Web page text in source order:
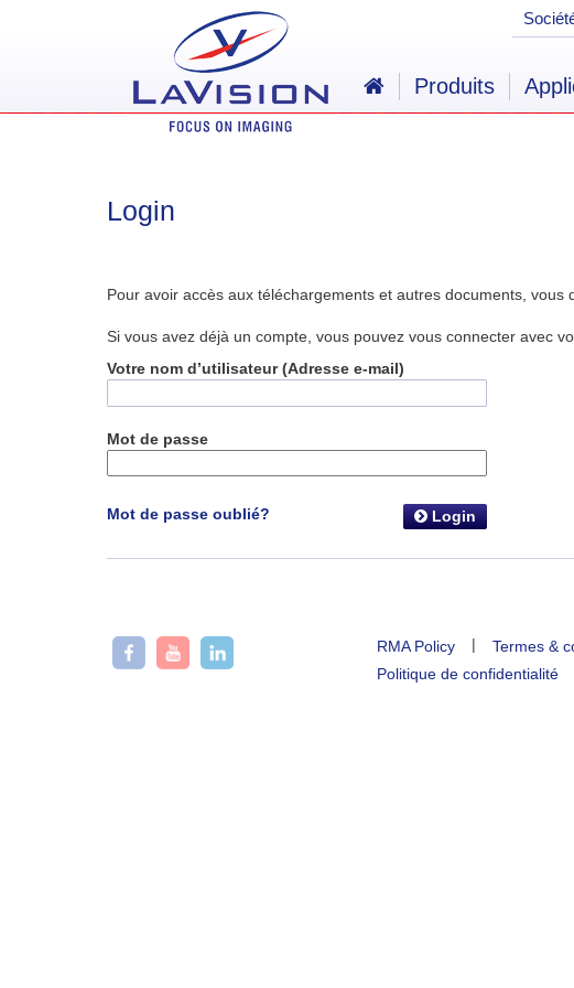
Login
Pour avoir accès aux téléchargements et autres documents, vous
Si vous avez déjà un compte, vous pouvez vous connecter avec
Votre nom d’utilisateur (Adresse e-mail)
Mot de passe
Mot de passe oublié? Login
RMA Policy | Termes &
Politique de confidentialité
Produits